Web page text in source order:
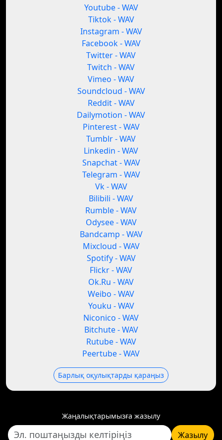
Youtube - WAV
Tiktok - WAV
Instagram - WAV
Facebook - WAV
Twitter - WAV
Twitch - WAV
Vimeo - WAV
Soundcloud - WAV
Reddit - WAV
Dailymotion - WAV
Pinterest - WAV
Tumblr - WAV
Linkedin - WAV
Snapchat - WAV
Telegram - WAV
Vk - WAV
Bilibili - WAV
Rumble - WAV
Odysee - WAV
Bandcamp - WAV
Mixcloud - WAV
Spotify - WAV
Flickr - WAV
Ok.Ru - WAV
Weibo - WAV
Youku - WAV
Niconico - WAV
Bitchute - WAV
Rutube - WAV
Peertube - WAV
Барлық оқулықтарды қараңыз
Жаңалықтарымызға жазылу
Жазылу